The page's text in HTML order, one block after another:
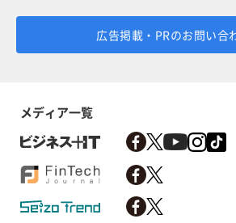
広告掲載・PRのお問い合
メディア一覧